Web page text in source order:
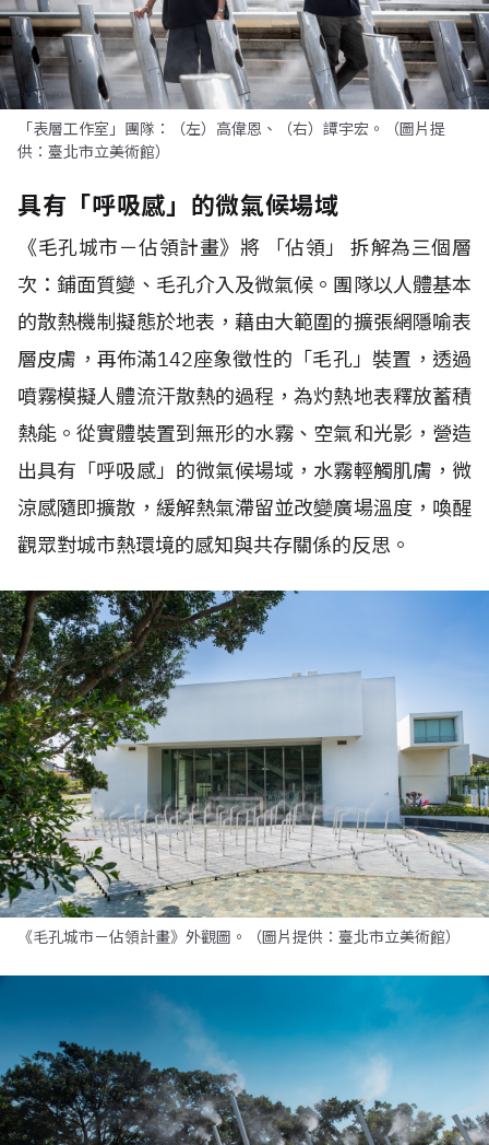
「表層工作室」團隊：（左）高偉恩、（右）譚宇宏。（圖片提
供：臺北市立美術館）
具有「呼吸感」的微氣候場域
《毛孔城市－佔領計畫》將 「佔領」 拆解為三個層
次：鋪面質變、毛孔介入及微氣候。團隊以人體基本
的散熱機制擬態於地表，藉由大範圍的擴張網隱喻表
層皮膚，再佈滿142座象徵性的「毛孔」裝置，透過
噴霧模擬人體流汗散熱的過程，為灼熱地表釋放蓄積
熱能。從實體裝置到無形的水霧、空氣和光影，營造
出具有「呼吸感」的微氣候場域，水霧輕觸肌膚，微
涼感隨即擴散，緩解熱氣滯留並改變廣場溫度，喚醒
觀眾對城市熱環境的感知與共存關係的反思。
《毛孔城市－佔領計畫》外觀圖。（圖片提供：臺北市立美術館）